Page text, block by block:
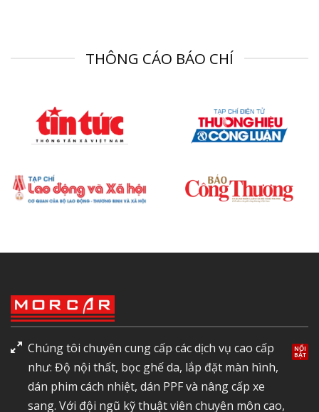
THÔNG CÁO BÁO CHÍ
Chúng tôi chuyên cung cấp các dịch vụ cao cấp
như: Độ nội thất, bọc ghế da, lắp đặt màn hình,
dán phim cách nhiệt, dán PPF và nâng cấp xe
sang. Với đội ngũ kỹ thuật viên chuyên môn cao,